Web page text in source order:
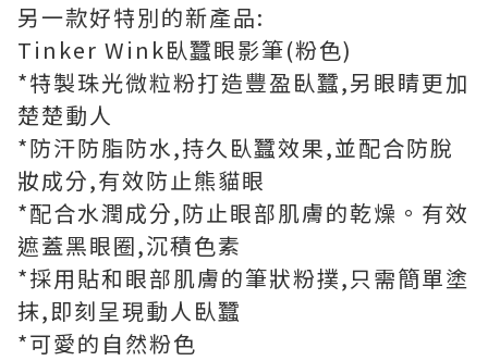
另一款好特別的新產品:
Tinker Wink臥蠶眼影筆(粉色)
*特製珠光微粒粉打造豐盈臥蠶,另眼睛更加
楚楚動人
*防汗防脂防水,持久臥蠶效果,並配合防脫
妝成分,有效防止熊貓眼
*配合水潤成分,防止眼部肌膚的乾燥。有效
遮蓋黑眼圈,沉積色素
*採用貼和眼部肌膚的筆狀粉撲,只需簡單塗
抹,即刻呈現動人臥蠶
*可愛的自然粉色